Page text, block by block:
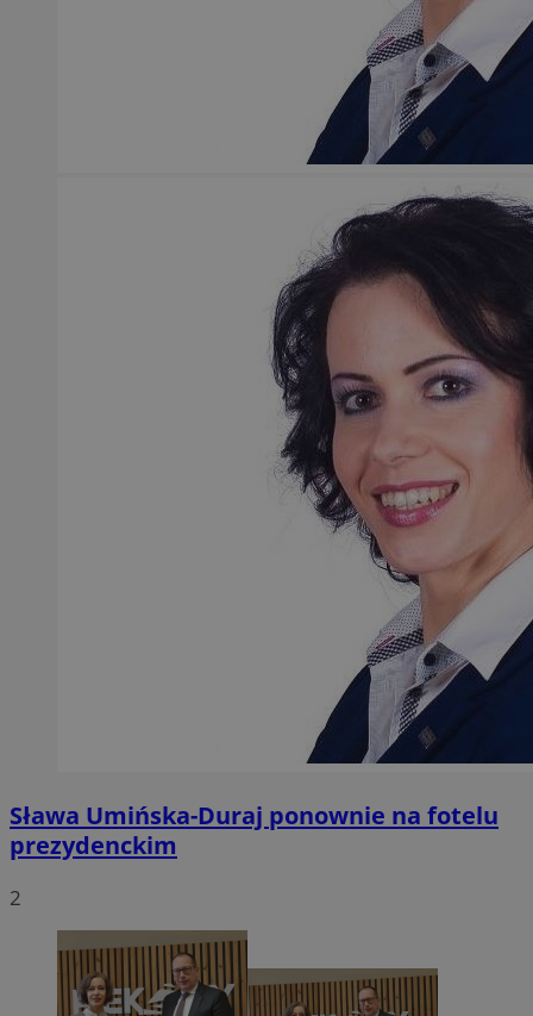
Sława Umińska-Duraj ponownie na fotelu
prezydenckim
2